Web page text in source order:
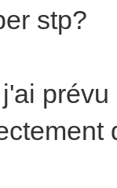
stp?